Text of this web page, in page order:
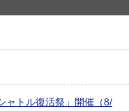
ャトル復活祭」開催（8/